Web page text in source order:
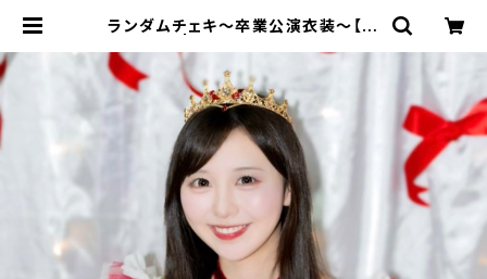
ランダムチェキ〜卒業公演衣装～【永